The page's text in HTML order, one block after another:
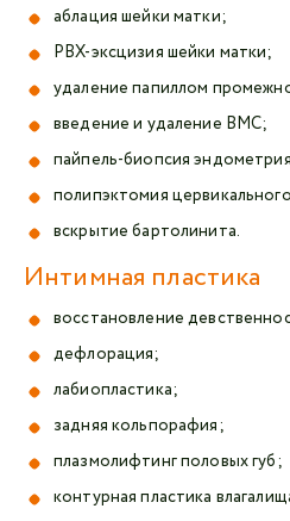
аблация шейки матки;
РВХ-эксцизия шейки матки;
удаление папиллом
введение и удаление ВМС;
пайпель-биопсия
полипэктомия
вскрытие бартолинита.
Интимная пластика
восстановление
дефлорация;
лабиопластика;
задняя кольпорафия;
плазмолифтинг половых губ;
контурная пластика